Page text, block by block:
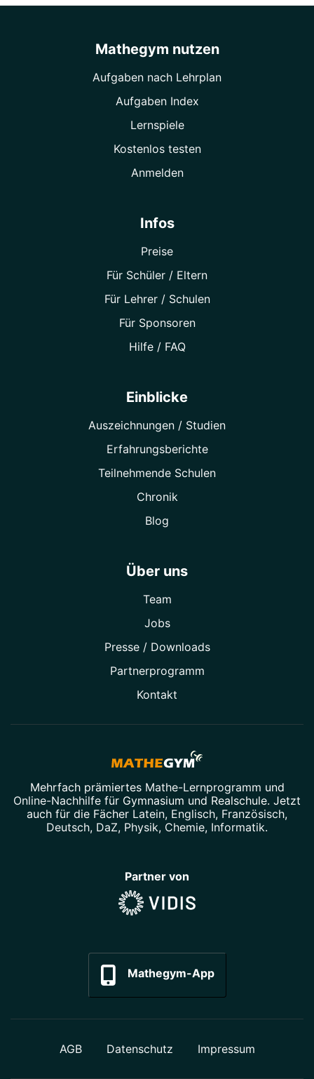
Mathegym nutzen
Aufgaben nach Lehrplan
Aufgaben Index
Lernspiele
Kostenlos testen
Anmelden
Infos
Preise
Für Schüler / Eltern
Für Lehrer / Schulen
Für Sponsoren
Hilfe / FAQ
Einblicke
Auszeichnungen / Studien
Erfahrungsberichte
Teilnehmende Schulen
Chronik
Blog
Über uns
Team
Jobs
Presse / Downloads
Partner­programm
Kontakt
Mehrfach prämiertes Mathe-Lernprogramm und
Online-Nachhilfe für Gymnasium und Realschule. Jetzt
auch für die Fächer Latein, Englisch, Französisch,
Deutsch, DaZ, Physik, Chemie, Informatik.
Partner von
Mathegym-App
AGB Datenschutz Impressum